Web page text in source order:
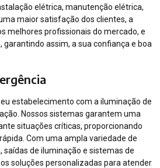
elétrica, manutenção elétrica,
maior satisfação dos clientes, a
melhores profissionais do mercado, e
assim, a sua confiança e boa
estabelecimento com a iluminação de
Nossos sistemas garantem uma
situações críticas, proporcionando
Com uma ampla variedade de
saídas de iluminação e sistemas de
soluções personalizadas para atender